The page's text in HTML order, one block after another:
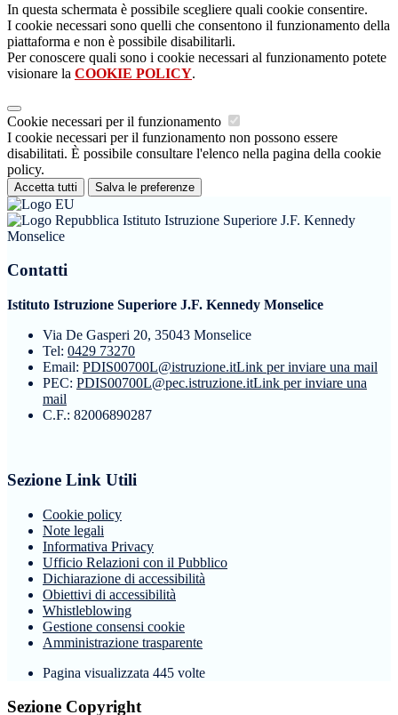
In questa schermata è possibile scegliere quali cookie consentire.
I cookie necessari sono quelli che consentono il funzionamento della
piattaforma e non è possibile disabilitarli.
Per conoscere quali sono i cookie necessari al funzionamento potete
visionare la COOKIE POLICY.
Cookie necessari per il funzionamento
I cookie necessari per il funzionamento non possono essere
disabilitati. È possibile consultare l'elenco nella pagina della cookie
policy.
Accetta tutti Salva le preferenze
Istituto Istruzione Superiore J.F. Kennedy
Monselice
Contatti
Istituto Istruzione Superiore J.F. Kennedy Monselice
Via De Gasperi 20, 35043 Monselice
Tel: 0429 73270
Email: PDIS00700L@istruzione.itLink per inviare una mail
PEC: PDIS00700L@pec.istruzione.itLink per inviare una
mail
C.F.: 82006890287
Sezione Link Utili
Cookie policy
Note legali
Informativa Privacy
Ufficio Relazioni con il Pubblico
Dichiarazione di accessibilità
Obiettivi di accessibilità
Whistleblowing
Gestione consensi cookie
Amministrazione trasparente
Pagina visualizzata 445 volte
Sezione Copyright